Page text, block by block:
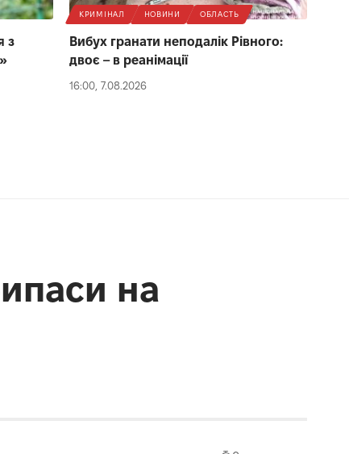
з
КРИМІНАЛ НОВИНИ ОБЛАСТЬ
Вибух гранати неподалік Рівного:
двоє – в реанімації
16:00, 7.08.2026
на